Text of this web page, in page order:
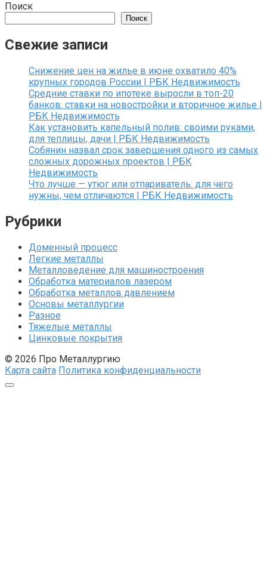
Поиск
Поиск
Свежие записи
Снижение цен на жилье в июне охватило 40%
крупных городов России | РБК Недвижимость
Средние ставки по ипотеке выросли в топ-20
банков: ставки на новостройки и вторичное жилье |
РБК Недвижимость
Как установить капельный полив: своими руками,
для теплицы, дачи | РБК Недвижимость
Собянин назвал срок завершения одного из самых
сложных дорожных проектов | РБК
Недвижимость
Что лучше — утюг или отпариватель: для чего
нужны, чем отличаются | РБК Недвижимость
Рубрики
Доменный процесс
Легкие металлы
Металловедение для машиностроения
Обработка материалов лазером
Обработка металлов давлением
Основы металлургии
Разное
Тяжелые металлы
Цинковые покрытия
© 2026 Про Металлургию
Карта сайта Политика конфиденциальности